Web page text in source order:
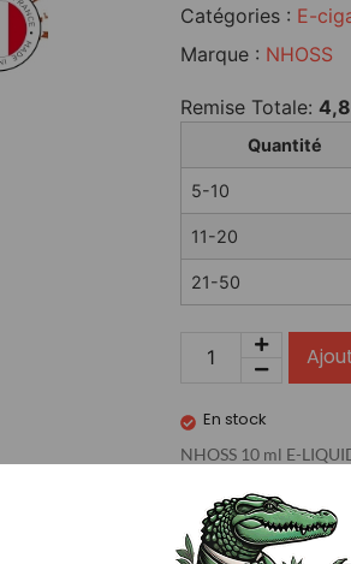
Catégories : E-
Marque : NHOSS
Remise Totale:
Quantité
5-10
11-20
21-50
En stock
NHOSS 10 ml E-